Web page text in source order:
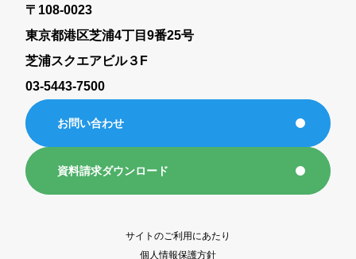
〒108-0023
東京都港区芝浦4丁目9番25号
芝浦スクエアビル３F
03-5443-7500
お問い合わせ
資料請求ダウンロード
サイトのご利用にあたり
個人情報保護方針